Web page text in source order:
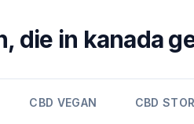
die in kanada
CBD VEGAN CBD